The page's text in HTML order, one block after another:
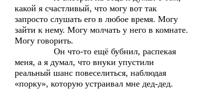
какой я счастливый, что могу вот так
запросто слушать его в любое время. Могу
зайти к нему. Могу молчать у него в комнате.
Могу говорить.
Он что-то ещё бубнил, распекая
меня, а я думал, что внуки упустили
реальный шанс повеселиться, наблюдая
«порку», которую устраивал мне дед-дед.